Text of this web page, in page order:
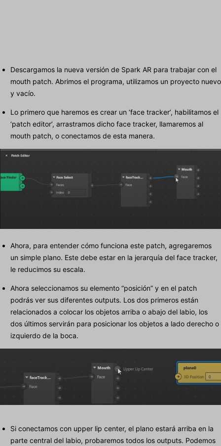
Descargamos la nueva versión de Spark AR para trabajar con el
mouth patch. Abrimos el programa, utilizamos un proyecto nuevo
y vacío.
Lo primero que haremos es crear un ‘face tracker’, habilitamos el
‘patch editor’, arrastramos dicho face tracker, llamaremos al
mouth patch, o conectamos de esta manera.
Ahora, para entender cómo funciona este patch, agregaremos
un simple plano. Este debe estar en la jerarquía del face tracker,
le reducimos su escala.
Ahora seleccionamos su elemento “posición” y en el patch
podrás ver sus diferentes outputs. Los dos primeros están
relacionados a colocar los objetos arriba o abajo del labio, los
dos últimos servirán para posicionar los objetos a lado derecho o
izquierdo de la boca.
Si conectamos con upper lip center, el plano estará arriba en la
parte central del labio, probaremos todos los outputs. Podemos